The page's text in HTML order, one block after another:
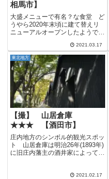
相馬市】
大盛メニューで有名？な食堂 ど
うやら2020年末頃に建て替えリ
ニューアルオープンしたようで
オープン前、旧店舗の2011年10
月&2017年9月に訪問した際の記
録です。 とんかつ大甕（おおみ
か）は南相馬市の国道6...
2021.03.17
東北地方
【撮】 山居倉庫
★★★ 【酒田市】
庄内地方のシンボル的観光スポッ
ト 山居倉庫は明治26年(1893年)
に旧庄内藩主の酒井家によって建
が農業倉庫として現役で使用され
2021.02.17